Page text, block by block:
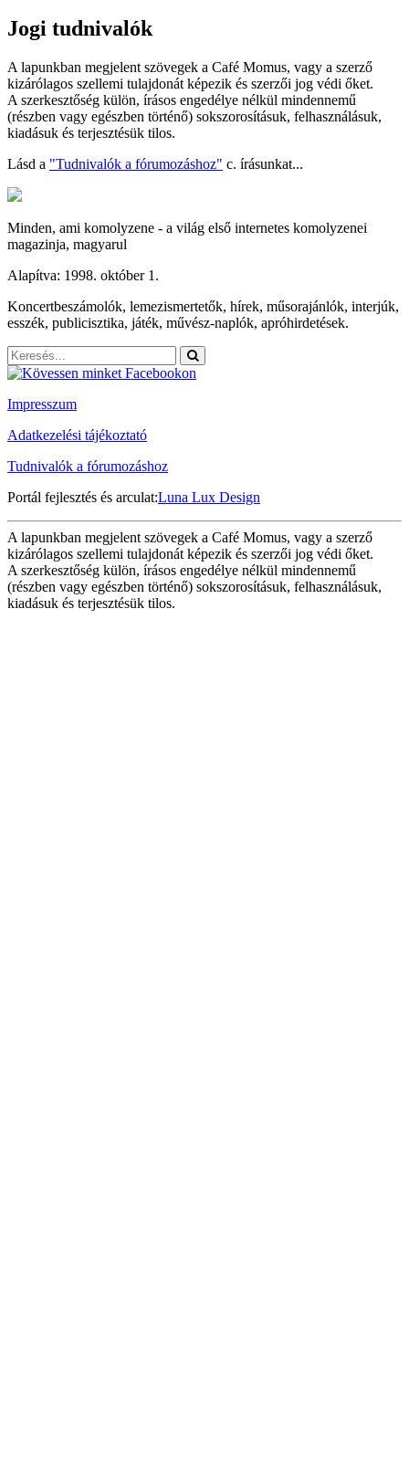
Jogi tudnivalók
A lapunkban megjelent szövegek a Café Momus, vagy a szerző
kizárólagos szellemi tulajdonát képezik és szerzői jog védi őket.
A szerkesztőség külön, írásos engedélye nélkül mindennemű
(részben vagy egészben történő) sokszorosításuk, felhasználásuk,
kiadásuk és terjesztésük tilos.
Lásd a "Tudnivalók a fórumozáshoz" c. írásunkat...
Minden, ami komolyzene - a világ első internetes komolyzenei
magazinja, magyarul
Alapítva: 1998. október 1.
Koncertbeszámolók, lemezismertetők, hírek, műsorajánlók, interjúk,
esszék, publicisztika, játék, művész-naplók, apróhirdetések.
Impresszum
Adatkezelési tájékoztató
Tudnivalók a fórumozáshoz
Portál fejlesztés és arculat:Luna Lux Design
A lapunkban megjelent szövegek a Café Momus, vagy a szerző
kizárólagos szellemi tulajdonát képezik és szerzői jog védi őket.
A szerkesztőség külön, írásos engedélye nélkül mindennemű
(részben vagy egészben történő) sokszorosításuk, felhasználásuk,
kiadásuk és terjesztésük tilos.